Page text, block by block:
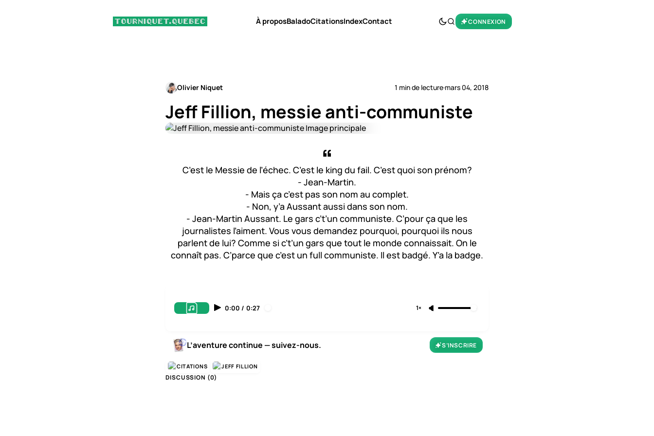
À proposBaladoCitationsIndexContact CONNEXION
Olivier Niquet 1 min de lecture·mars 04, 2018
Jeff Fillion, messie anti-communiste
C’est le Messie de l’échec. C’est le king du fail. C’est quoi son prénom?
- Jean-Martin.
- Mais ça c’est pas son nom au complet.
- Non, y’a Aussant aussi dans son nom.
- Jean-Martin Aussant. Le gars c’t’un communiste. C’pour ça que les
journalistes l’aiment. Vous vous demandez pourquoi, pourquoi ils nous
parlent de lui? Comme si c’t’un gars que tout le monde connaissait. On le
connaît pas. C’parce que c’est un full communiste. Il est badgé. Y’a la badge.
0:00 / 0:27 1×
L’aventure continue — suivez-nous. S’INSCRIRE
CITATIONS JEFF FILLION
DISCUSSION (0)